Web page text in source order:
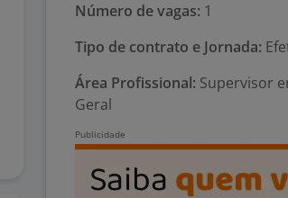
Número de vagas: 1
Tipo de contrato e Jornada:
Área Profissional: Supervisor
Geral